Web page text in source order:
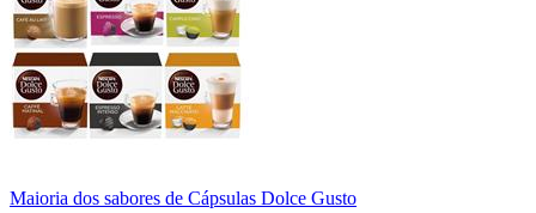
Maioria dos sabores de Cápsulas Dolce Gusto